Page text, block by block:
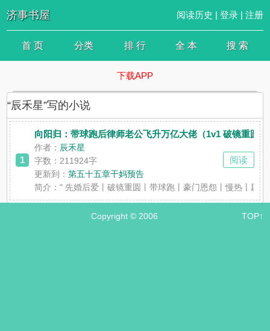
济事书屋 阅读历史 | 登录| 注册
首 页 分类 排 行 全 本 搜 索
下载APP
“辰禾星”写的小说
1
向阳归：带球跑后律师老公飞升万亿大佬（1v1 破镜重圆）
作者： 辰禾星
字数：211924字
更新到：第五十五章干妈预告
简介：" 先婚后爱丨破镜重圆丨带球跑丨豪门恩怨丨慢热丨剧
阅读
Copyright © 2006 TOP↑